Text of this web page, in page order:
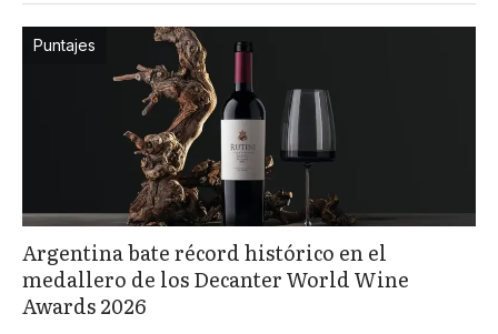
Puntajes
Argentina bate récord histórico en el
medallero de los Decanter World Wine
Awards 2026